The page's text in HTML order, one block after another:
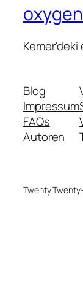
Blog
Impressum
FAQs
Autoren
Twenty